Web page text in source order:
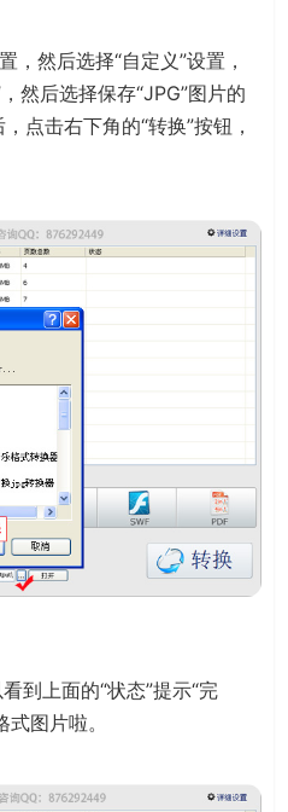
然后选择“自定义”设置，
然后选择保存“JPG”图片的
点击右下角的“转换”按钮，
上面的“状态”提示“完
式图片啦。